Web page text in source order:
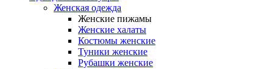
Женская одежда
Женские пижамы
Женские халаты
Костюмы женские
Туники женские
Рубашки женские